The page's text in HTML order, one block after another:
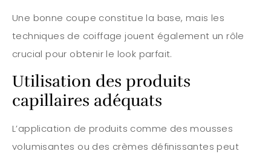
Une bonne coupe constitue la base, mais les
techniques de coiffage jouent également un rôle
crucial pour obtenir le look parfait.
Utilisation des produits
capillaires adéquats
L’application de produits comme des mousses
volumisantes ou des crèmes définissantes peut